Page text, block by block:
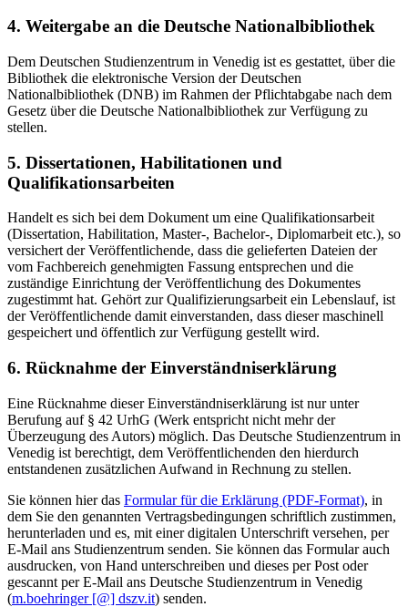
4. Weitergabe an die Deutsche Nationalbibliothek
Dem Deutschen Studienzentrum in Venedig ist es gestattet, über die
Bibliothek die elektronische Version der Deutschen
Nationalbibliothek (DNB) im Rahmen der Pflichtabgabe nach dem
Gesetz über die Deutsche Nationalbibliothek zur Verfügung zu
stellen.
5. Dissertationen, Habilitationen und
Qualifikationsarbeiten
Handelt es sich bei dem Dokument um eine Qualifikationsarbeit
(Dissertation, Habilitation, Master-, Bachelor-, Diplomarbeit etc.), so
versichert der Veröffentlichende, dass die gelieferten Dateien der
vom Fachbereich genehmigten Fassung entsprechen und die
zuständige Einrichtung der Veröffentlichung des Dokumentes
zugestimmt hat. Gehört zur Qualifizierungsarbeit ein Lebenslauf, ist
der Veröffentlichende damit einverstanden, dass dieser maschinell
gespeichert und öffentlich zur Verfügung gestellt wird.
6. Rücknahme der Einverständniserklärung
Eine Rücknahme dieser Einverständniserklärung ist nur unter
Berufung auf § 42 UrhG (Werk entspricht nicht mehr der
Überzeugung des Autors) möglich. Das Deutsche Studienzentrum in
Venedig ist berechtigt, dem Veröffentlichenden den hierdurch
entstandenen zusätzlichen Aufwand in Rechnung zu stellen.
Sie können hier das Formular für die Erklärung (PDF-Format), in
dem Sie den genannten Vertragsbedingungen schriftlich zustimmen,
herunterladen und es, mit einer digitalen Unterschrift versehen, per
E-Mail ans Studienzentrum senden. Sie können das Formular auch
ausdrucken, von Hand unterschreiben und dieses per Post oder
gescannt per E-Mail ans Deutsche Studienzentrum in Venedig
(m.boehringer [@] dszv.it) senden.